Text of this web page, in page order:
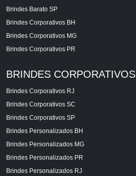
Brindes Barato SP
Brindes Corporativos BH
Brindes Corporativos MG
Brindes Corporativos PR
BRINDES CORPORATIVOS
Brindes Corporativos RJ
Brindes Corporativos SC
Brindes Corporativos SP
Brindes Personalizados BH
Brindes Personalizados MG
Brindes Personalizados PR
Brindes Personalizados RJ